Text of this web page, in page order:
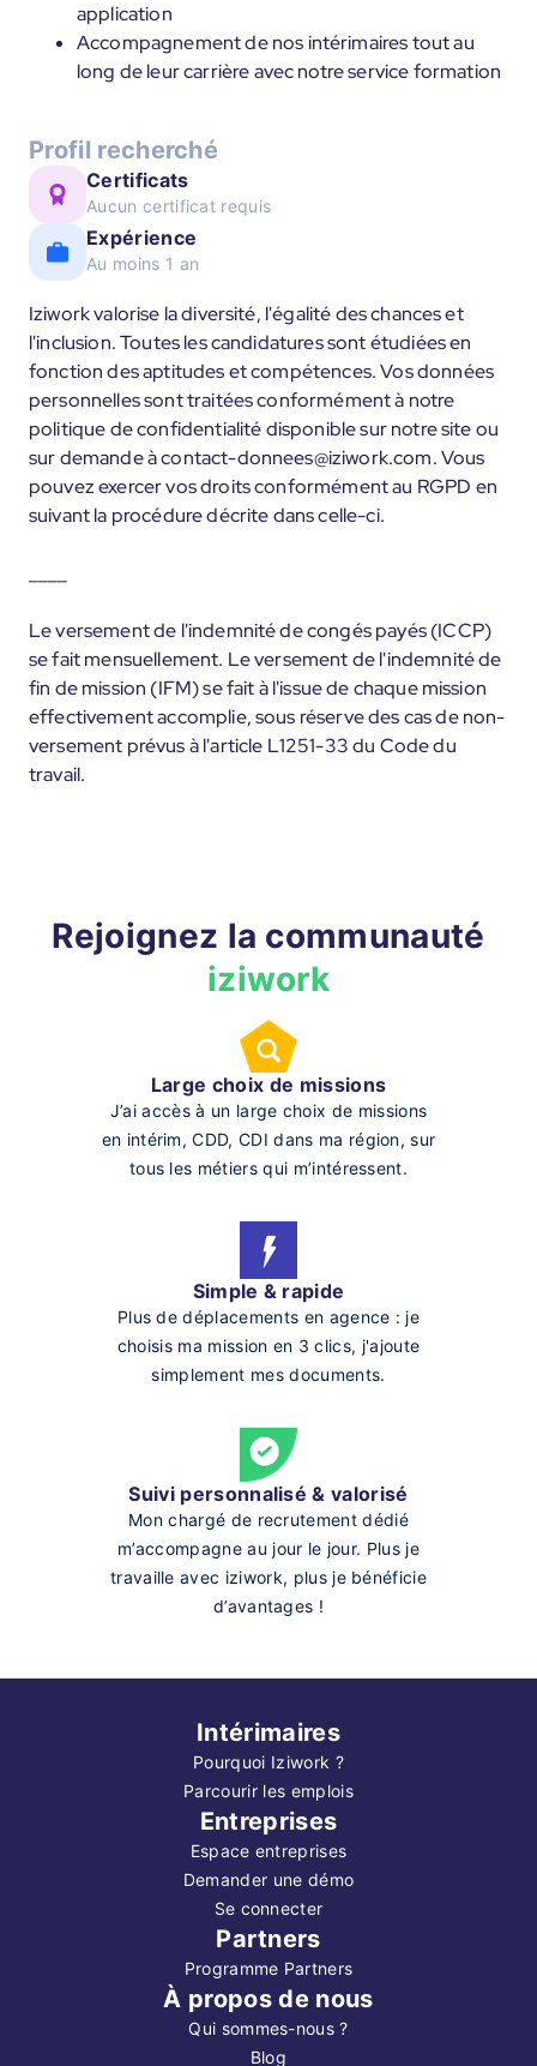
application
Accompagnement de nos intérimaires tout au
long de leur carrière avec notre service formation
Profil recherché
Certificats
Aucun certificat requis
Expérience
Au moins 1 an
Iziwork valorise la diversité, l'égalité des chances et
l'inclusion. Toutes les candidatures sont étudiées en
fonction des aptitudes et compétences. Vos données
personnelles sont traitées conformément à notre
politique de confidentialité disponible sur notre site ou
sur demande à contact-donnees@iziwork.com. Vous
pouvez exercer vos droits conformément au RGPD en
suivant la procédure décrite dans celle-ci.
Le versement de l'indemnité de congés payés (ICCP)
se fait mensuellement. Le versement de l'indemnité de
fin de mission (IFM) se fait à l'issue de chaque mission
effectivement accomplie, sous réserve des cas de non-
versement prévus à l'article L1251-33 du Code du
travail.
Rejoignez la communauté
iziwork
Large choix de missions
J’ai accès à un large choix de missions
en intérim, CDD, CDI dans ma région, sur
tous les métiers qui m’intéressent.
Simple & rapide
Plus de déplacements en agence : je
choisis ma mission en 3 clics, j'ajoute
simplement mes documents.
Suivi personnalisé & valorisé
Mon chargé de recrutement dédié
m’accompagne au jour le jour. Plus je
travaille avec iziwork, plus je bénéficie
d’avantages !
Intérimaires
Pourquoi Iziwork ?
Parcourir les emplois
Entreprises
Espace entreprises
Demander une démo
Se connecter
Partners
Programme Partners
À propos de nous
Qui sommes-nous ?
Blog